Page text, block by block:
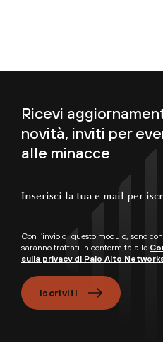
Ricevi
novità, inviti per
alle minacce
Con l’invio di questo modulo, sono
saranno trattati in conformità alle
sulla privacy di Palo Alto
Iscriviti